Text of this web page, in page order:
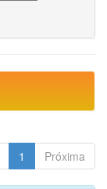
1 Próxima